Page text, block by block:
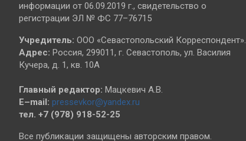
информации от 06.09.2019 г., свидетельство о
регистрации ЭЛ № ФС 77–76715
Учредитель: ООО «Севастопольский Корреспондент».
Адрес: Россия, 299011, г. Севастополь, ул. Василия
Кучера, д. 1, кв. 10А
Главный редактор: Мацкевич А.В.
E–mail: pressevkor@yandex.ru
тел. +7 (978) 918-52-25
Все публикации защищены авторским правом.